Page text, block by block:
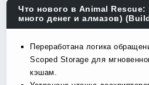
Что нового в Animal
много денег и алмазов)
Переработана логика
Scoped Storage для
кэшам.